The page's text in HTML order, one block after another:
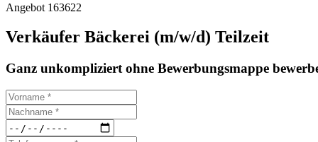
Angebot 163622
Verkäufer Bäckerei (m/w/d) Teilzeit
Ganz unkompliziert ohne Bewerbungsmappe